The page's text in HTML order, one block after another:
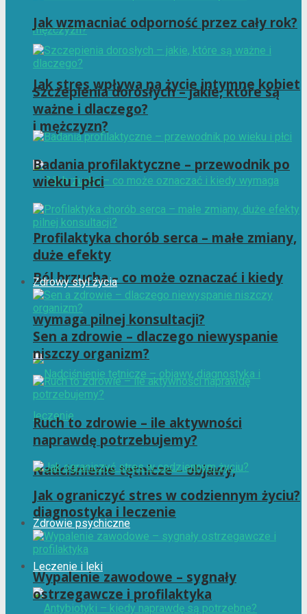
Jak stres wpływa na życie intymne kobiet
i mężczyzn?
Ból brzucha – co może oznaczać i kiedy
wymaga pilnej konsultacji?
Nadciśnienie tętnicze – objawy,
diagnostyka i leczenie
Leczenie i leki
Jak wzmacniać odporność przez cały rok?
Szczepienia dorosłych – jakie, które są
ważne i dlaczego?
Badania profilaktyczne – przewodnik po
wieku i płci
Profilaktyka chorób serca – małe zmiany,
duże efekty
Zdrowy styl życia
Sen a zdrowie – dlaczego niewyspanie
niszczy organizm?
Ruch to zdrowie – ile aktywności
naprawdę potrzebujemy?
Jak ograniczyć stres w codziennym życiu?
Zdrowie psychiczne
Wypalenie zawodowe – sygnały
ostrzegawcze i profilaktyka